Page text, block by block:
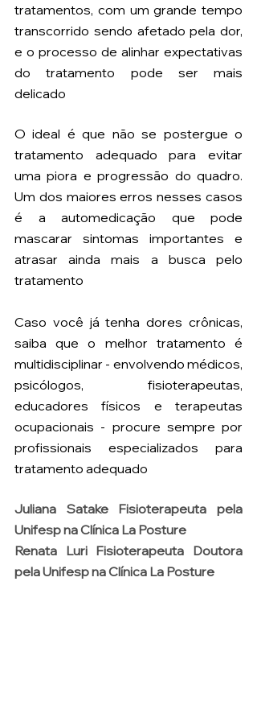
tratamentos, com um grande tempo
transcorrido sendo afetado pela dor,
e o processo de alinhar expectativas
do tratamento pode ser mais
delicado
O ideal é que não se postergue o
tratamento adequado para evitar
uma piora e progressão do quadro.
Um dos maiores erros nesses casos
é a automedicação que pode
mascarar sintomas importantes e
atrasar ainda mais a busca pelo
tratamento
Caso você já tenha dores crônicas,
saiba que o melhor tratamento é
multidisciplinar - envolvendo médicos,
psicólogos, fisioterapeutas,
educadores físicos e terapeutas
ocupacionais - procure sempre por
profissionais especializados para
tratamento adequado
Juliana Satake Fisioterapeuta pela
Unifesp na Clínica La Posture
Renata Luri Fisioterapeuta Doutora
pela Unifesp na Clínica La Posture